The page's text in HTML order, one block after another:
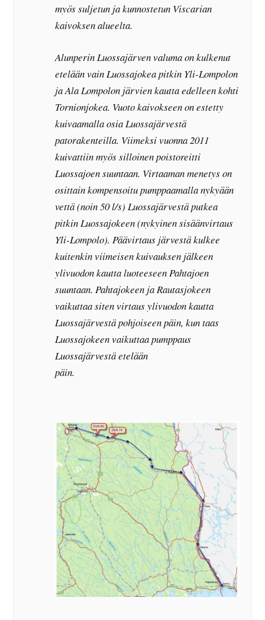
myös suljetun ja kunnostetun Viscarian
kaivoksen alueelta.
Alunperin Luossajärven valuma on kulkenut
etelään vain Luossajokea pitkin Yli-Lompolon
ja Ala Lompolon järvien kautta edelleen kohti
Tornionjokea. Vuoto kaivokseen on estetty
kuivaamalla osia Luossajärvestä
patorakenteilla. Viimeksi vuonna 2011
kuivattiin myös silloinen poistoreitti
Luossajoen suuntaan. Virtaaman menetys on
osittain kompensoitu pumppaamalla nykyään
vettä (noin 50 l/s) Luossajärvestä putkea
pitkin Luossajokeen (nykyinen sisäänvirtaus
Yli-Lompolo). Päävirtaus järvestä kulkee
kuitenkin viimeisen kuivauksen jälkeen
ylivuodon kautta luoteeseen Pahtajoen
suuntaan. Pahtajokeen ja Rautasjokeen
vaikuttaa siten virtaus ylivuodon kautta
Luossajärvestä pohjoiseen päin, kun taas
Luossajokeen vaikuttaa pumppaus
Luossajärvestä etelään
päin.